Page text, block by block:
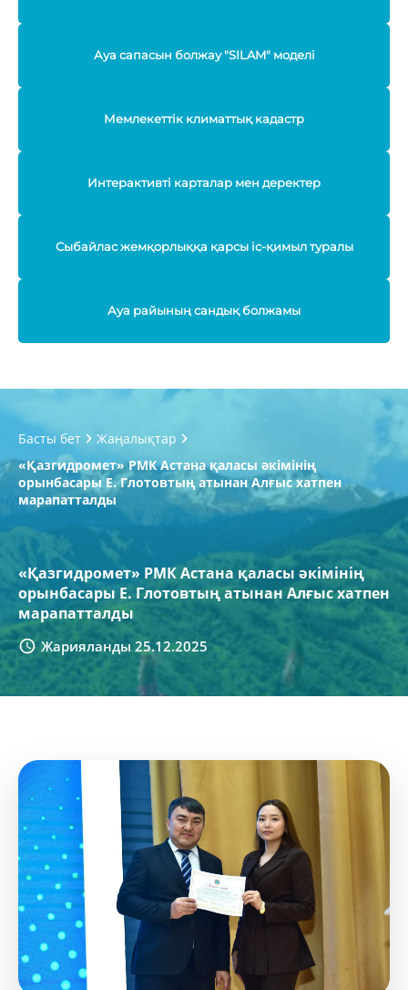
Ауа сапасын болжау "SILAM" моделі
Мемлекеттік климаттық кадастр
Интерактивті карталар мен деректер
Сыбайлас жемқорлыққа қарсы іс-қимыл туралы
Ауа райының сандық болжамы
Басты бет
Жаңалықтар
«Қазгидромет» РМК Астана қаласы әкімінің
орынбасары Е. Глотовтың атынан Алғыс хатпен
марапатталды
«Қазгидромет» РМК Астана қаласы әкімінің
орынбасары Е. Глотовтың атынан Алғыс хатпен
марапатталды
Жарияланды 25.12.2025